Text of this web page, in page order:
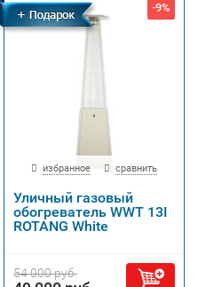
-9%
избранное сравнить
Уличный газовый
обогреватель WWT 13I
ROTANG White
54 000 руб.